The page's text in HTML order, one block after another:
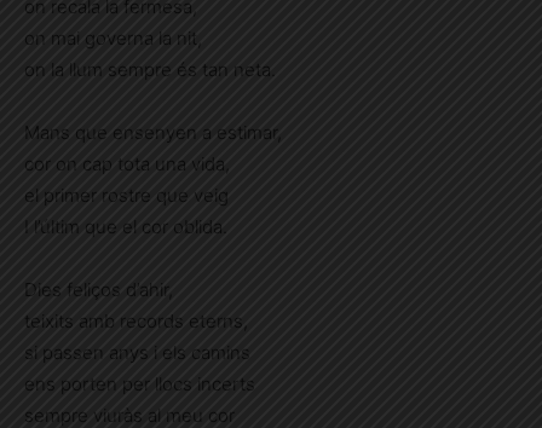
on recala la fermesa,
on mai governa la nit,
on la llum sempre és tan neta.
Mans que ensenyen a estimar,
cor on cap tota una vida,
el primer rostre que veig
I l’últim que el cor oblida.
Dies feliços d’ahir,
teixits amb records eterns,
si passen anys i els camins
ens porten per llocs incerts
sempre viuràs al meu cor